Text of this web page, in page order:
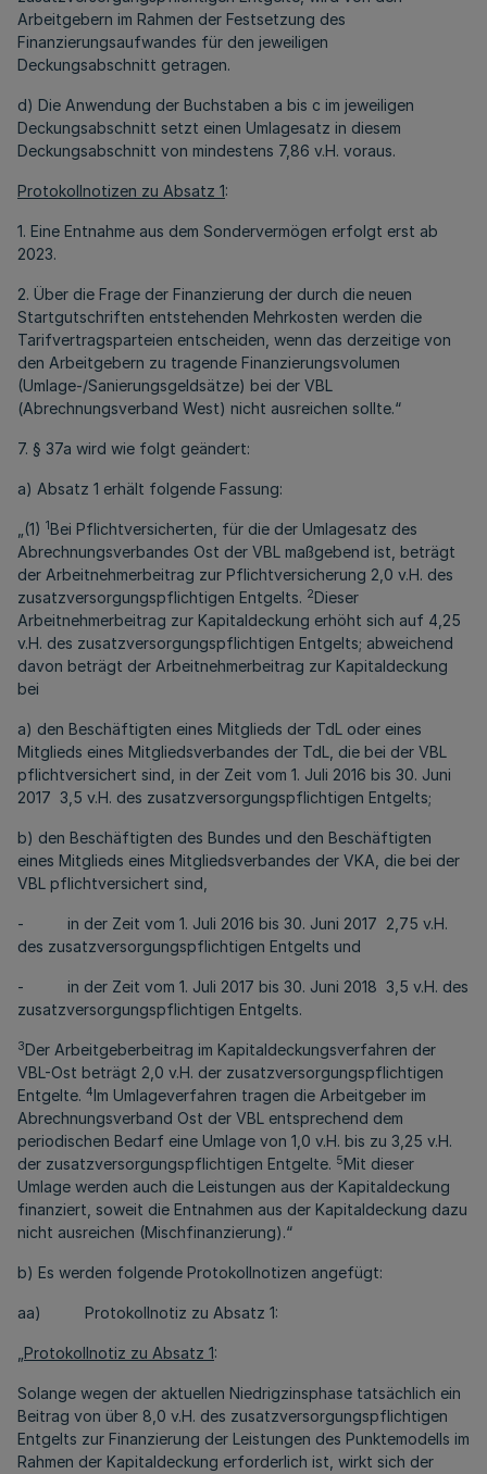
Arbeitgebern im Rahmen der Festsetzung des
Finanzierungsaufwandes für den jeweiligen
Deckungsabschnitt getragen.
d) Die Anwendung der Buchstaben a bis c im jeweiligen
Deckungsabschnitt setzt einen Umlagesatz in diesem
Deckungsabschnitt von mindestens 7,86 v.H. voraus.
Protokollnotizen zu Absatz 1:
1. Eine Entnahme aus dem Sondervermögen erfolgt erst ab
2023.
2. Über die Frage der Finanzierung der durch die neuen
Startgutschriften entstehenden Mehrkosten werden die
Tarifvertragsparteien entscheiden, wenn das derzeitige von
den Arbeitgebern zu tragende Finanzierungsvolumen
(Umlage-/Sanierungsgeldsätze) bei der VBL
(Abrechnungsverband West) nicht ausreichen sollte.“
7. § 37a wird wie folgt geändert:
a) Absatz 1 erhält folgende Fassung:
„(1) 1Bei Pflichtversicherten, für die der Umlagesatz des
Abrechnungsverbandes Ost der VBL maßgebend ist, beträgt
der Arbeitnehmerbeitrag zur Pflichtversicherung 2,0 v.H. des
zusatzversorgungspflichtigen Entgelts. 2Dieser
Arbeitnehmerbeitrag zur Kapitaldeckung erhöht sich auf 4,25
v.H. des zusatzversorgungspflichtigen Entgelts; abweichend
davon beträgt der Arbeitnehmerbeitrag zur Kapitaldeckung
bei
a) den Beschäftigten eines Mitglieds der TdL oder eines
Mitglieds eines Mitgliedsverbandes der TdL, die bei der VBL
pflichtversichert sind, in der Zeit vom 1. Juli 2016 bis 30. Juni
2017 3,5 v.H. des zusatzversorgungspflichtigen Entgelts;
b) den Beschäftigten des Bundes und den Beschäftigten
eines Mitglieds eines Mitgliedsverbandes der VKA, die bei der
VBL pflichtversichert sind,
- in der Zeit vom 1. Juli 2016 bis 30. Juni 2017 2,75 v.H.
des zusatzversorgungspflichtigen Entgelts und
- in der Zeit vom 1. Juli 2017 bis 30. Juni 2018 3,5 v.H. des
zusatzversorgungspflichtigen Entgelts.
3Der Arbeitgeberbeitrag im Kapitaldeckungsverfahren der
VBL-Ost beträgt 2,0 v.H. der zusatzversorgungspflichtigen
Entgelte. 4Im Umlageverfahren tragen die Arbeitgeber im
Abrechnungsverband Ost der VBL entsprechend dem
periodischen Bedarf eine Umlage von 1,0 v.H. bis zu 3,25 v.H.
der zusatzversorgungspflichtigen Entgelte. 5Mit dieser
Umlage werden auch die Leistungen aus der Kapitaldeckung
finanziert, soweit die Entnahmen aus der Kapitaldeckung dazu
nicht ausreichen (Mischfinanzierung).“
b) Es werden folgende Protokollnotizen angefügt:
aa) Protokollnotiz zu Absatz 1:
Protokollnotiz zu Absatz 1:
Solange wegen der aktuellen Niedrigzinsphase tatsächlich ein
Beitrag von über 8,0 v.H. des zusatzversorgungspflichtigen
Entgelts zur Finanzierung der Leistungen des Punktemodells im
Rahmen der Kapitaldeckung erforderlich ist, wirkt sich der